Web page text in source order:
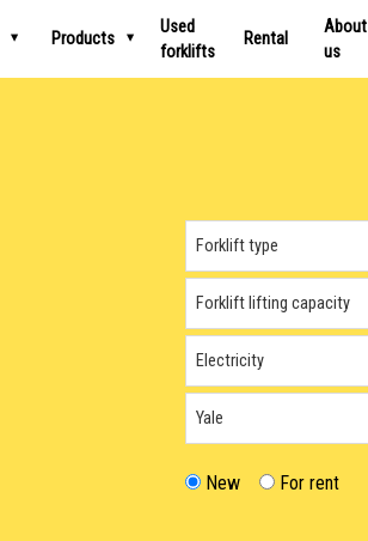
Products
Used
forklifts
Rental
About
us
New For rent